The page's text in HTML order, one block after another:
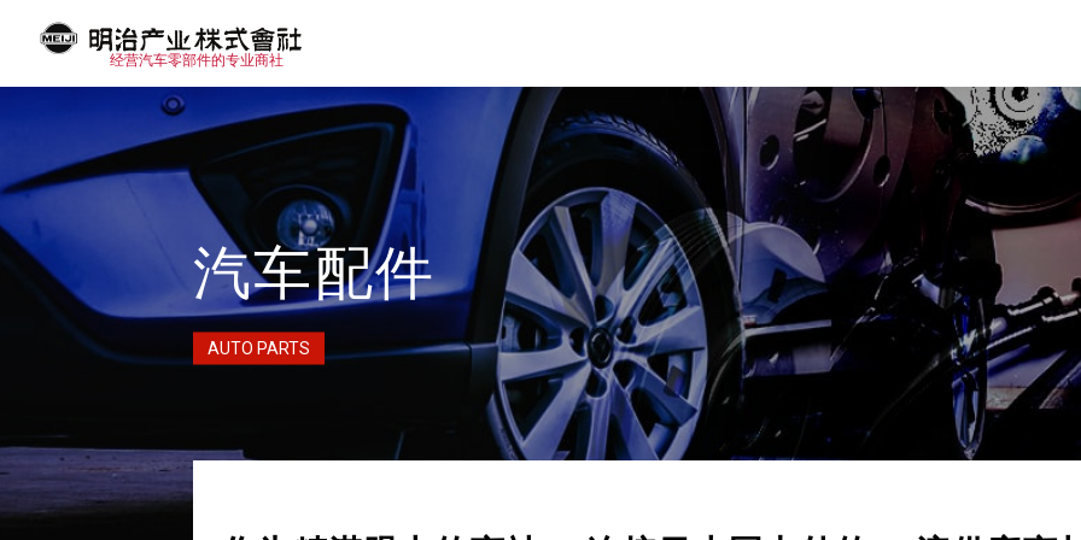
经营汽车零部件的专业商社
%{CHLOADING}%
汽车配件
AUTO PARTS